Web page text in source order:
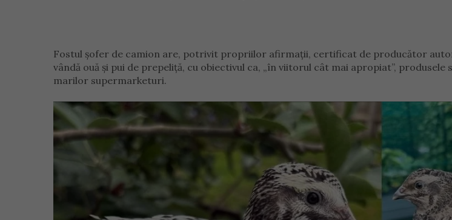
Fostul șofer de camion are, potrivit propriilor afirmații, certificat de producător
vândă ouă și pui de prepeliță, cu obiectivul ca, „în viitorul cât mai apropiat”, produsele
marilor supermarketuri.